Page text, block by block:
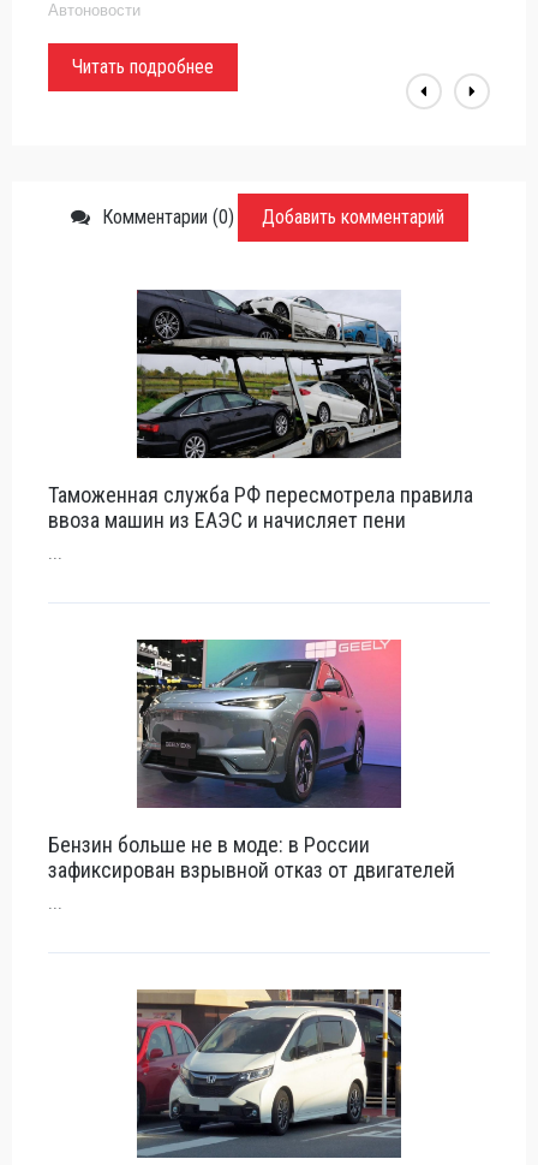
Автоновости
Читать подробнее
Комментарии (0) Добавить комментарий
Таможенная служба РФ пересмотрела правила
ввоза машин из ЕАЭС и начисляет пени
...
Бензин больше не в моде: в России
зафиксирован взрывной отказ от двигателей
...